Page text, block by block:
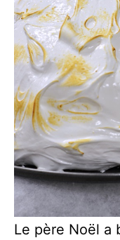
Le père Noël a